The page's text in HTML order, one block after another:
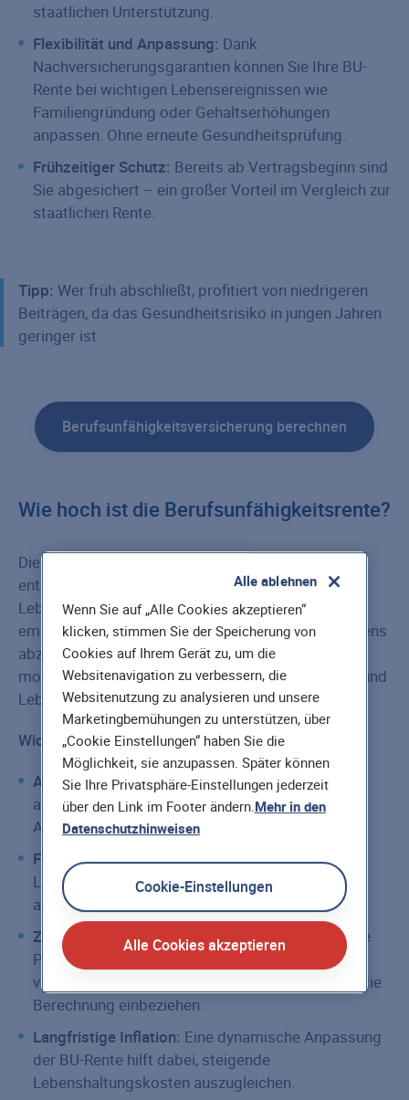
staatlichen Unterstützung.
Flexibilität und Anpassung: Dank
Nachversicherungsgarantien können Sie Ihre BU-
Rente bei wichtigen Lebensereignissen wie
Familiengründung oder Gehaltserhöhungen
anpassen. Ohne erneute Gesundheitsprüfung.
Frühzeitiger Schutz: Bereits ab Vertragsbeginn sind
Sie abgesichert – ein großer Vorteil im Vergleich zur
staatlichen Rente.
Tipp: Wer früh abschließt, profitiert von niedrigeren
Beiträgen, da das Gesundheitsrisiko in jungen Jahren
geringer ist.
Berufsunfähigkeitsversicherung berechnen
Wie hoch ist die Berufsunfähigkeitsrente?
Die richtige Höhe der Berufsunfähigkeitsrente ist
entscheidend, um auch im Ernstfall Ihren
Lebensstandard zu halten. Die Verbraucherzentrale
empfiehlt, etwa 80 % des aktuellen Nettoeinkommens
abzusichern. Dieser Betrag berücksichtigt alle
monatlichen Fixkosten wie Miete, Versicherungen und
Lebenshaltungskosten.
Wichtige Faktoren für die Höhe der BU-Rente:
Aktuelles Nettoeinkommen:Die Rente sollte
ausreichend hoch sein, um Ihre regelmäßigen
Ausgaben zu decken.
Fixkosten:Miete, Kredite, Versicherungen und
Lebensunterhalt sollten durch die BU-Rente
abgedeckt sein.
Zusätzliche Verpflichtungen:
Wenn Sie für andere
Personen (z.B. Kinder oder Partner) finanziell
verantwortlich sind, sollten Sie diesen Bedarf in die
Berechnung einbeziehen.
Langfristige Inflation: Eine dynamische Anpassung
der BU-Rente hilft dabei, steigende
Lebenshaltungskosten auszugleichen.
Wenn Sie auf „Alle Cookies akzeptieren“
klicken, stimmen Sie der Speicherung von
Cookies auf Ihrem Gerät zu, um die
Websitenavigation zu verbessern, die
Websitenutzung zu analysieren und unsere
Marketingbemühungen zu unterstützen, über
„Cookie Einstellungen“ haben Sie die
Möglichkeit, sie anzupassen. Später können
Sie Ihre Privatsphäre-Einstellungen jederzeit
über den Link im Footer ändern.Mehr in den
Datenschutzhinweisen
Cookie-Einstellungen
Alle Cookies akzeptieren
Alle ablehnen